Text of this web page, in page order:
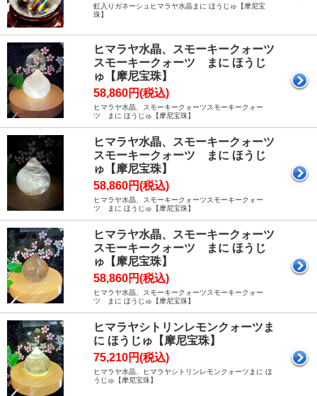
虹入りガネーシュヒマラヤ水晶まに ほうじゅ【摩尼宝
珠】
ヒマラヤ水晶、スモーキークォーツ
スモーキークォーツ まに ほうじ
ゅ【摩尼宝珠】
58,860円(税込)
ヒマラヤ水晶、スモーキークォーツスモーキークォー
ツ まに ほうじゅ【摩尼宝珠】
ヒマラヤ水晶、スモーキークォーツ
スモーキークォーツ まに ほうじ
ゅ【摩尼宝珠】
58,860円(税込)
ヒマラヤ水晶、スモーキークォーツスモーキークォー
ツ まに ほうじゅ【摩尼宝珠】
ヒマラヤ水晶、スモーキークォーツ
スモーキークォーツ まに ほうじ
ゅ【摩尼宝珠】
58,860円(税込)
ヒマラヤ水晶、スモーキークォーツスモーキークォー
ツ まに ほうじゅ【摩尼宝珠】
ヒマラヤシトリンレモンクォーツま
に ほうじゅ【摩尼宝珠】
75,210円(税込)
ヒマラヤ水晶、ヒマラヤシトリンレモンクォーツまに ほ
うじゅ【摩尼宝珠】